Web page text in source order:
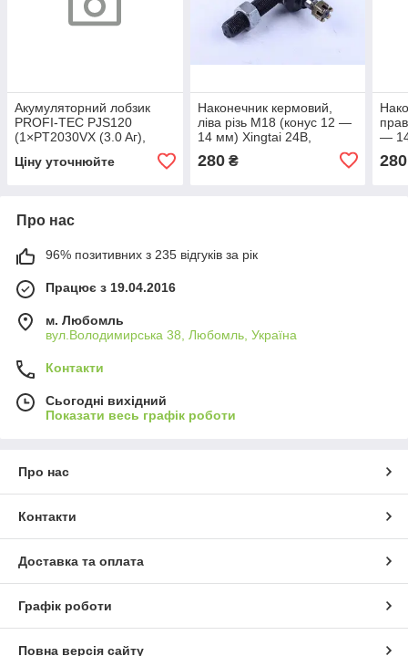
Акумуляторний лобзик
PROFI-TEC PJS120
(1×PT2030VX (3.0 Aг),
зарядний пристрій, кейс
Ціну уточнюйте
Наконечник кермовий,
ліва різь М18 (конус 12 —
14 мм) Xingtai 24B,
280₴
—
280
Про нас
96% позитивних з 235 відгуків за рік
Працює з 19.04.2016
м. Любомль
вул.Володимирська 38, Любомль, Україна
Контакти
Сьогодні вихідний
Показати весь графік роботи
Про нас
Контакти
Доставка та оплата
Графік роботи
Повна версія сайту